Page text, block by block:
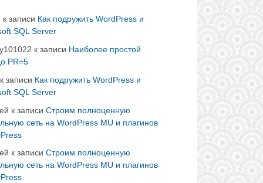
к записи Как подружить WordPress и
SQL Server
к записи Наиболее простой
PR=5
записи Как подружить WordPress и
SQL Server
к записи Строим полноценную
сеть на WordPress MU и плагинов
к записи Строим полноценную
сеть на WordPress MU и плагинов